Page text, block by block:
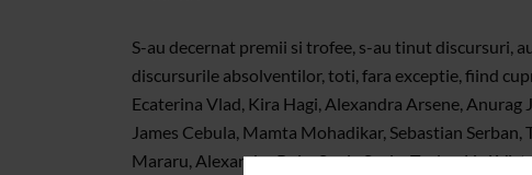
S-au decernat premii si trofee, s-au tinut discursuri,
discursurile absolventilor, toti, fara exceptie, fiind
Ecaterina Vlad, Kira Hagi, Alexandra Arsene,
James Cebula, Mamta Mohadikar, Sebastian Serban,
Mararu, Alexander Puiu, Sonia Savin, Taolun Li si